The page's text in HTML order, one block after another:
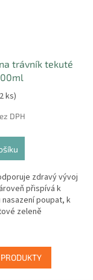
trávník tekuté
ks)
DPH
zdravý vývoj
přispívá k
poupat, k
zeleně